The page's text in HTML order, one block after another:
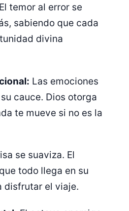
El temor al error se
sabiendo que cada
divina
Las emociones
cauce. Dios otorga
te mueve si no es la
se suaviza. El
todo llega en su
disfrutar el viaje.